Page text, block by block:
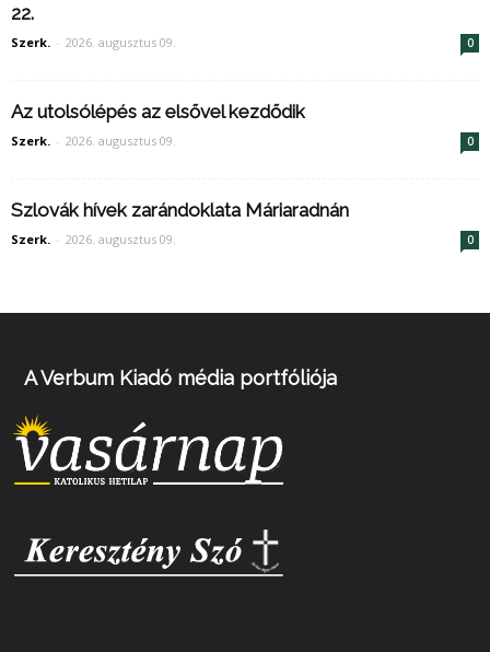
22.
Szerk. - 2026. augusztus 09. 0
Az utolsólépés az elsővel kezdődik
Szerk. - 2026. augusztus 09. 0
Szlovák hívek zarándoklata Máriaradnán
Szerk. - 2026. augusztus 09. 0
A Verbum Kiadó média portfóliója